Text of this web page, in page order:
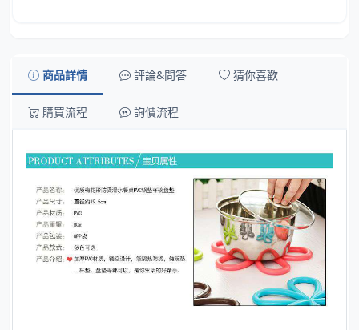
商品詳情 評論&問答 猜你喜歡
購買流程 詢價流程